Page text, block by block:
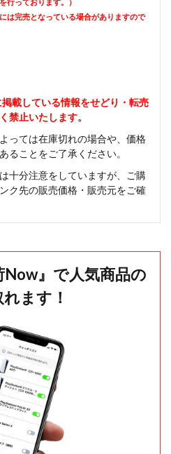
は完売となっている場合がありますので
載している情報をせどり・転売
禁止いたします。
っては在庫切れの場合や、価格
ることをご了承ください。
十分注意をしていますが、ご購
ク先の販売価格・販売元をご確
』で人気商品の
ます！